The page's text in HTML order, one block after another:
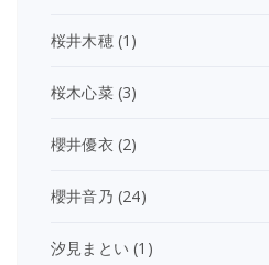
桜井木穂(1)
桜木心菜(3)
櫻井優衣 (2)
櫻井音乃 (24)
汐見まとい (1)